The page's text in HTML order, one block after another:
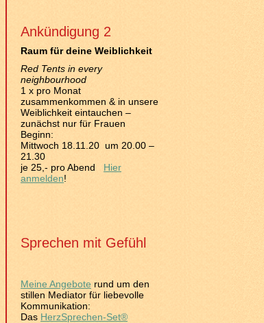
Ankündigung 2
Raum für deine Weiblichkeit
Red Tents in every
neighbourhood
1 x pro Monat
zusammenkommen & in unsere
Weiblichkeit eintauchen –
zunächst nur für Frauen
Beginn:
Mittwoch 18.11.20 um 20.00 –
21.30
je 25,- pro Abend Hier
anmelden!
Sprechen mit Gefühl
Meine Angebote rund um den
stillen Mediator für liebevolle
Kommunikation:
Das HerzSprechen-Set®